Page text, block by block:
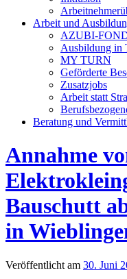
Arbeit und
AZUBI-
Ausbildung in
MY TURN
Geförderte
Zusatzjobs
Arbeit statt
Beratung und
Annahme
Bauschutt
in
Veröffentlicht am 30. Juni